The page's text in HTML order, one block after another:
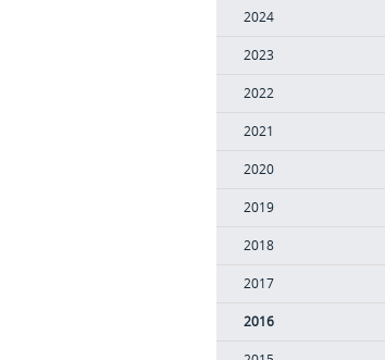
2024
2023
2022
2021
2020
2019
2018
2017
2016